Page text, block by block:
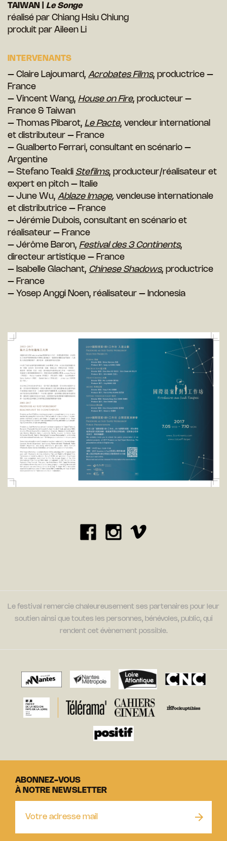
TAIWAN | Le Songe
réalisé par Chiang Hsiu Chiung
produit par Aileen Li
INTERVENANTS
– Claire Lajoumard, Acrobates Films, productrice –
France
– Vincent Wang, House on Fire, producteur –
France & Taiwan
– Thomas Pibarot, Le Pacte, vendeur international
et distributeur – France
– Gualberto Ferrari, consultant en scénario –
Argentine
– Stefano Tealdi Stefilms, producteur/réalisateur et
expert en pitch – Italie
– June Wu, Ablaze Image, vendeuse internationale
et distributrice – France
– Jérémie Dubois, consultant en scénario et
réalisateur – France
– Jérôme Baron, Festival des 3 Continents,
directeur artistique – France
– Isabelle Glachant, Chinese Shadows, productrice
– France
– Yosep Anggi Noen, réalisateur – Indonesia
Le festival remercie chaleureusement ses partenaires pour leur
soutien ainsi que toutes les personnes, bénévoles, public, qui
rendent cet évènement possible.
ABONNEZ-VOUS
À NOTRE NEWSLETTER